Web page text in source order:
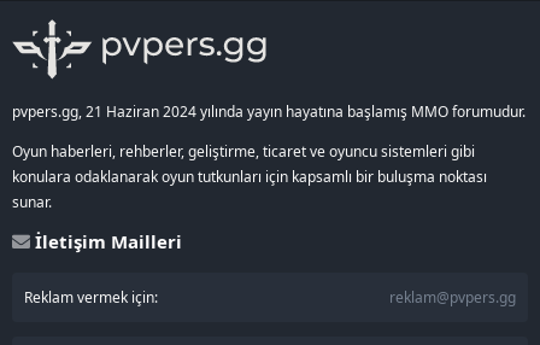
pvpers.gg, 21 Haziran 2024 yılında yayın hayatına başlamış MMO forumudur.
Oyun haberleri, rehberler, geliştirme, ticaret ve oyuncu sistemleri gibi
konulara odaklanarak oyun tutkunları için kapsamlı bir buluşma noktası
sunar.
İletişim Mailleri
Reklam vermek için: reklam@pvpers.gg